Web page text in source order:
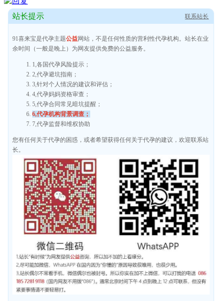
站长提示
91喜来宝是代孕主题公益网站，不是任何性质的营利性代孕机构。站长在业
余时间（一般是晚上）为网友提供免费的公益服务。
1,各国代孕风险提示；
2,代孕避坑指南；
3,针对个人情况的建议和评估；
4,代孕妈妈资格审查；
5,代孕合同常见暗坑提醒；
6,代孕机构背景调查；
7,代孕监督和维权协助
您有任何关于代孕的困惑，或者希望获得任何关于代孕的建议，欢迎联系站
长。
联系站长